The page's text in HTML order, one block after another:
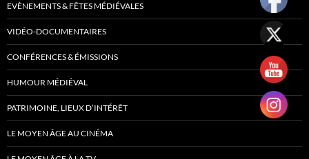
EVÈNEMENTS & FÊTES MÉDIÉVALES
VIDÉO-DOCUMENTAIRES
CONFÉRENCES & ÉMISSIONS
HUMOUR MÉDIÉVAL
PATRIMOINE, LIEUX D’INTÉRÊT
LE MOYEN ÂGE AU CINÉMA